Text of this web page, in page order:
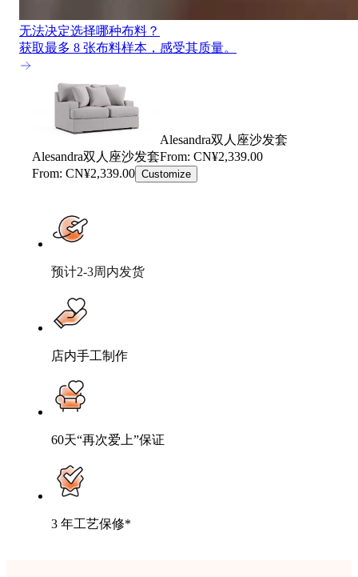
无法决定选择哪种布料？
获取最多 8 张布料样本，感受其质量。
Alesandra双人座沙发套
Alesandra双人座沙发套From: CN¥2,339.00
From: CN¥2,339.00 Customize
预计2-3周内发货
店内手工制作
60天“再次爱上”保证
3 年工艺保修*